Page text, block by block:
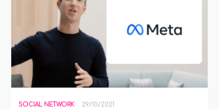
SOCIAL NETWORK 29/10/2021